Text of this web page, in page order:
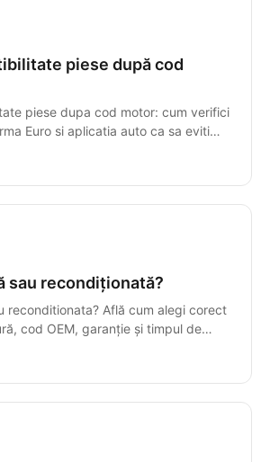
piese după cod
piese dupa cod motor: cum verifici
Euro si aplicatia auto ca sa eviti
sau recondiționată?
reconditionata? Află cum alegi corect
cod OEM, garanție și timpul de